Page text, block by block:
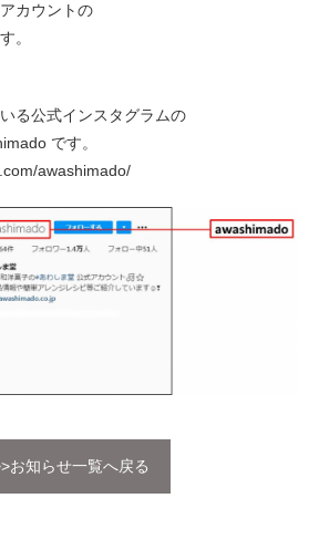
カウントの
。
る公式インスタグラムの
です。
awashimado/
お知らせ一覧へ戻る